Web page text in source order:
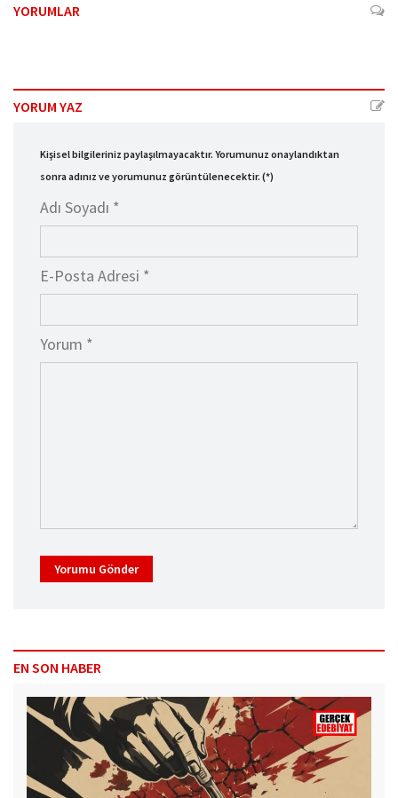
YORUMLAR
YORUM YAZ
Kişisel bilgileriniz paylaşılmayacaktır. Yorumunuz onaylandıktan
sonra adınız ve yorumunuz görüntülenecektir. (*)
Adı Soyadı *
E-Posta Adresi *
Yorum *
Yorumu Gönder
EN SON HABER